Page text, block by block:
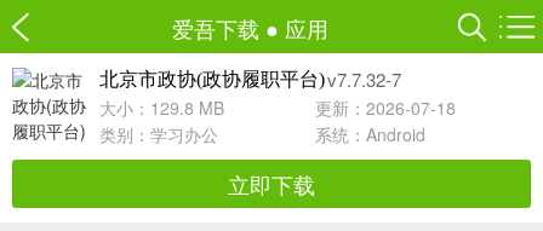
爱吾下载 ● 应用
北京市政协(政协履职平台)v7.7.32-7
大小：129.8 MB
更新：2026-07-18
类别： 学习办公 系统：Android
立即下载